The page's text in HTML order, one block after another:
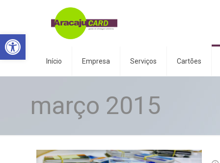
Abrir a barra de ferramentas
Início Empresa Serviços Cartões
março 2015